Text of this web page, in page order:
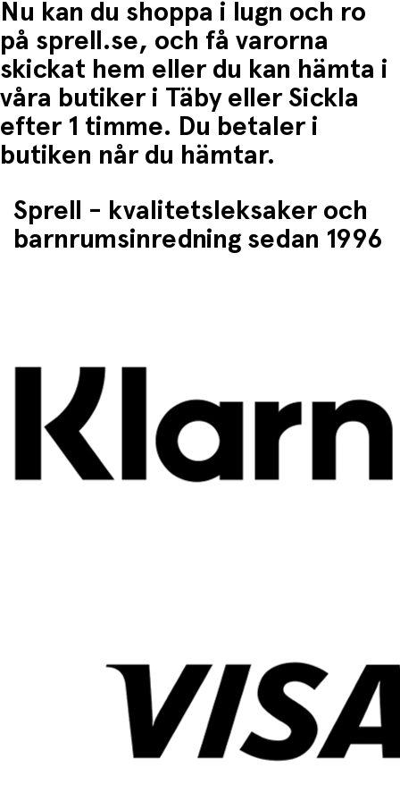
Nu kan du shoppa i lugn och ro
på sprell.se, och få varorna
skickat hem eller du kan hämta i
våra butiker i Täby eller Sickla
efter 1 timme. Du betaler i
butiken når du hämtar.
Sprell - kvalitetsleksaker och
barnrumsinredning sedan 1996